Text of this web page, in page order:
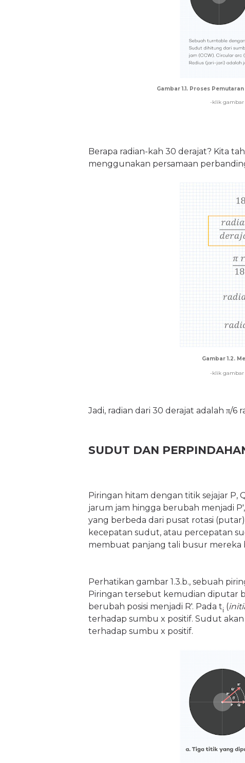
Gambar 1.1. Proses
-klik
Berapa radian-kah 30 derajat? Kita
menggunakan persamaan
Gambar 1.2.
-klik
Jadi, radian dari 30 derajat adalah π/6
SUDUT DAN
Piringan hitam dengan titik sejajar P,
jarum jam hingga berubah menjadi P',
yang berbeda dari pusat rotasi
kecepatan sudut, atau percepatan
membuat panjang tali busur mereka
Perhatikan gambar 1.3.b., sebuah
Piringan tersebut kemudian diputar
berubah posisi menjadi R'. Pada ti (
terhadap sumbu x positif. Sudut
terhadap sumbu x positif.